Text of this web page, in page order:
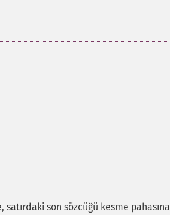
son sözcüğü kesme pahasına